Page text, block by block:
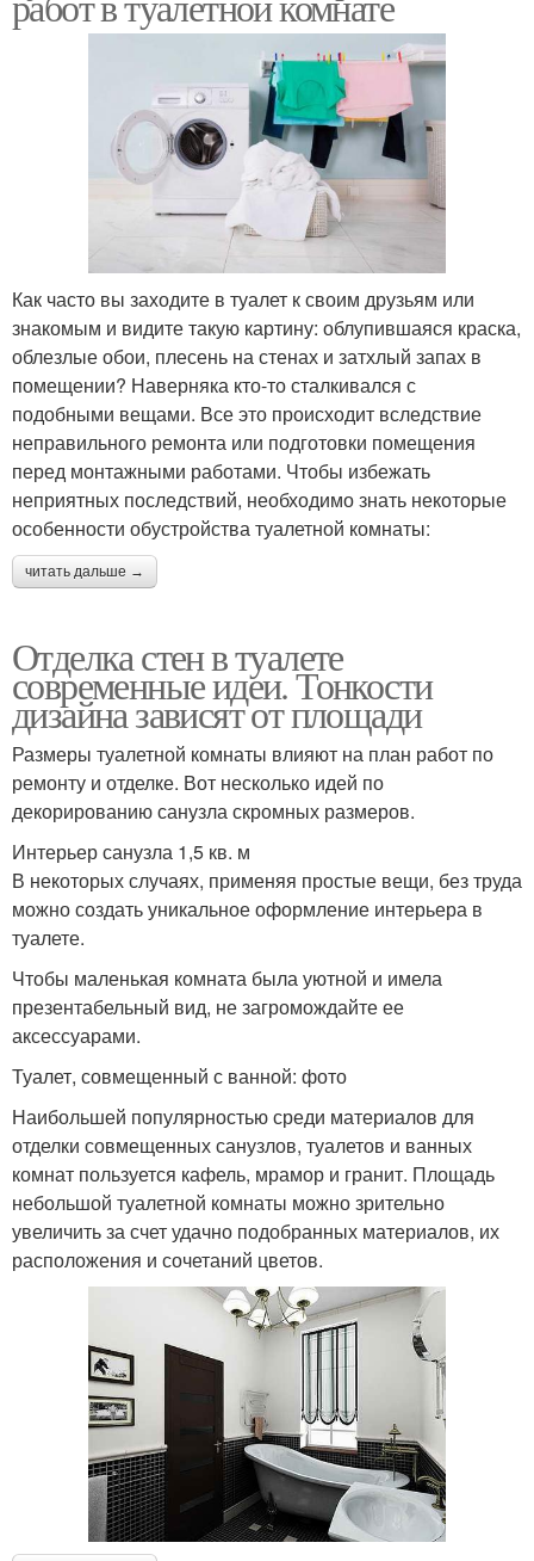
Как часто вы заходите в туалет к своим друзьям или
знакомым и видите такую картину: облупившаяся краска,
облезлые обои, плесень на стенах и затхлый запах в
помещении? Наверняка кто-то сталкивался с
подобными вещами. Все это происходит вследствие
неправильного ремонта или подготовки помещения
перед монтажными работами. Чтобы избежать
неприятных последствий, необходимо знать некоторые
особенности обустройства туалетной комнаты:
читать дальше →
Отделка стен в туалете
современные идеи. Тонкости
дизайна зависят от площади
Размеры туалетной комнаты влияют на план работ по
ремонту и отделке. Вот несколько идей по
декорированию санузла скромных размеров.
Интерьер санузла 1,5 кв. м
В некоторых случаях, применяя простые вещи, без труда
можно создать уникальное оформление интерьера в
туалете.
Чтобы маленькая комната была уютной и имела
презентабельный вид, не загромождайте ее
аксессуарами.
Туалет, совмещенный с ванной: фото
Наибольшей популярностью среди материалов для
отделки совмещенных санузлов, туалетов и ванных
комнат пользуется кафель, мрамор и гранит. Площадь
небольшой туалетной комнаты можно зрительно
увеличить за счет удачно подобранных материалов, их
расположения и сочетаний цветов.